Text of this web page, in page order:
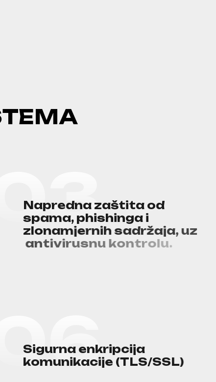
TEMA
03
Napredna zaštita od
spama, phishinga i
zlonamjernih sadržaja, uz
antivirusnukontrolu.
06
Sigurna enkripcija
komunikacije (TLS/SSL)